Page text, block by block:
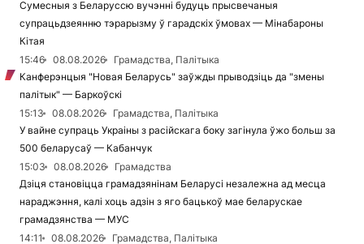
Сумесныя з Беларуссю вучэнні будуць прысвечаныя
супрацьдзеянню тэрарызму ў гарадскіх ўмовах — Мінабароны
Кітая
15:46
08.08.2026
Грамадства, Палітыка
Канферэнцыя "Новая Беларусь" заўжды прыводзіць да "змены
палітык" — Баркоўскі
15:13
08.08.2026
Грамадства, Палітыка
У вайне супраць Украіны з расійскага боку загінула ўжо больш за
500 беларусаў — Кабанчук
15:03
08.08.2026
Грамадства
Дзіця становіцца грамадзянінам Беларусі незалежна ад месца
нараджэння, калі хоць адзін з яго бацькоў мае беларускае
грамадзянства — МУС
14:11
08.08.2026
Грамадства, Палітыка